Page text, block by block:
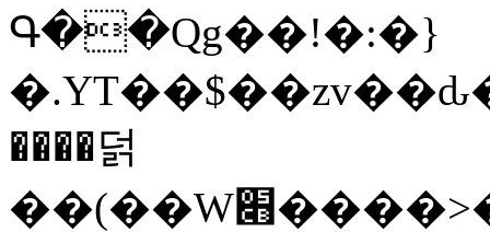
Գ��Qg��!�:�}
����덝
��(��W׋����>��O>�d�%Y�@�@ڻ<�z{rc&׻��z�����AeK�^�����������˩t��=x~